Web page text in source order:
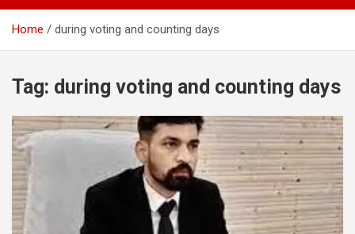
Home during voting and counting days
Tag: during voting and counting days